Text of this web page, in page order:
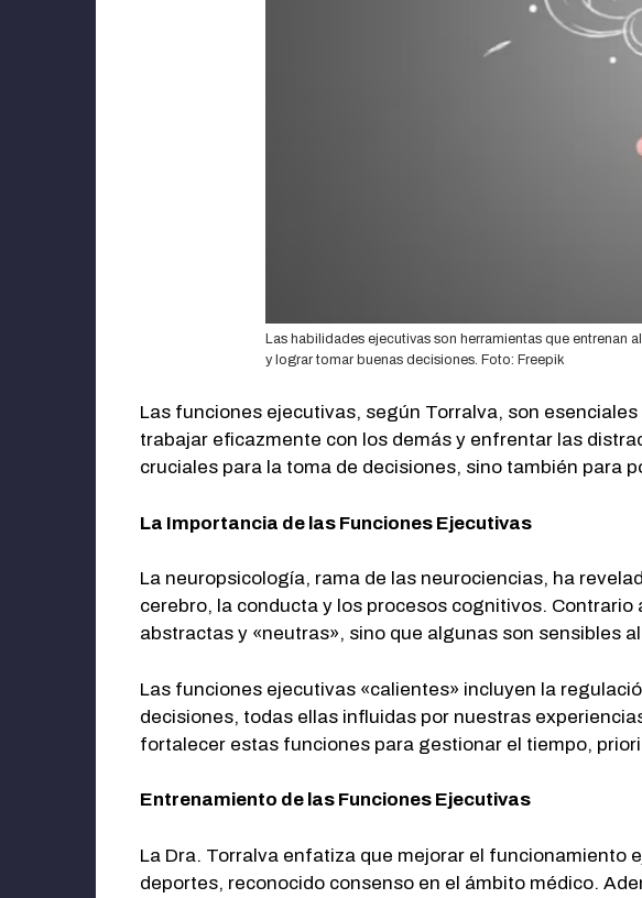
Las habilidades ejecutivas son herramientas que entrenan
y lograr tomar buenas decisiones. Foto: Freepik
Las funciones ejecutivas, según Torralva, son
trabajar eficazmente con los demás y enfrentar las
cruciales para la toma de decisiones, sino también para
La Importancia de las Funciones Ejecutivas
La neuropsicología, rama de las neurociencias, ha
cerebro, la conducta y los procesos cognitivos.
abstractas y «neutras», sino que algunas son sensibles
Las funciones ejecutivas «calientes» incluyen la
decisiones, todas ellas influidas por nuestras
fortalecer estas funciones para gestionar el tiempo,
Entrenamiento de las Funciones Ejecutivas
La Dra. Torralva enfatiza que mejorar el funcionamiento
deportes, reconocido consenso en el ámbito médico.